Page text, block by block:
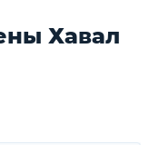
Хавал